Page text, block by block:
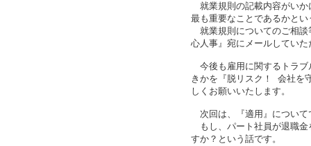
就業規則の記載内容がいか
最も重要なことであるかと
就業規則についてのご相談
心人事』宛にメールしてい
今後も雇用に関するトラブ
きかを『脱リスク！ 会社を
しくお願いいたします。
次回は、『適用』について
もし、パート社員が退職金
すか？という話です。